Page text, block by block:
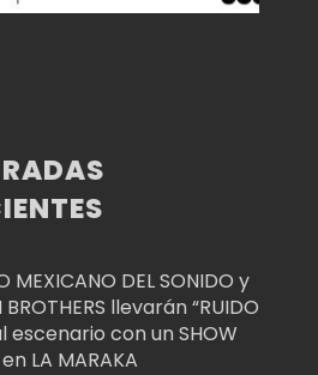
MEXICANO DEL SONIDO y
BROTHERS llevarán “RUIDO
escenario con un SHOW
en LA MARAKA